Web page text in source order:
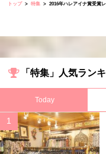
トップ 特集 2016年ハレアイナ賞受賞
「特集」人気ラン
Today